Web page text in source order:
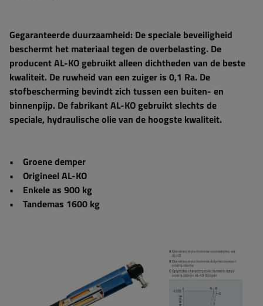
Gegaranteerde duurzaamheid: De speciale beveiligheid
beschermt het materiaal tegen de overbelasting. De
producent AL-KO gebruikt alleen dichtheden van de beste
kwaliteit. De ruwheid van een zuiger is 0,1 Ra. De
stofbescherming bevindt zich tussen een buiten- en
binnenpijp. De fabrikant AL-KO gebruikt slechts de
speciale, hydraulische olie van de hoogste kwaliteit.
• Groene demper
• Origineel AL-KO
• Enkele as 900 kg
• Tandemas 1600 kg